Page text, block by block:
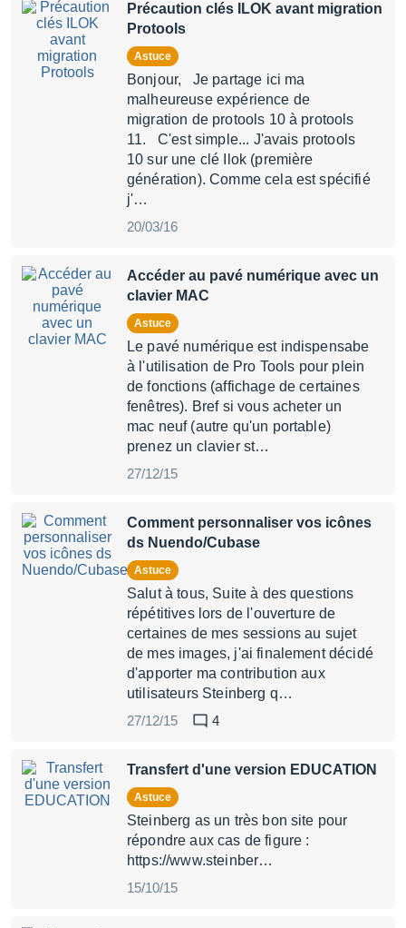
Précaution clés ILOK avant migration
Protools
Astuce
Bonjour, Je partage ici ma
malheureuse expérience de
migration de protools 10 à protools
11. C'est simple... J'avais protools
10 sur une clé Ilok (première
génération). Comme cela est spécifié
j'…
20/03/16
Accéder au pavé numérique avec un
clavier MAC
Astuce
Le pavé numérique est indispensabe
à l'utilisation de Pro Tools pour plein
de fonctions (affichage de certaines
fenêtres). Bref si vous acheter un
mac neuf (autre qu'un portable)
prenez un clavier st…
27/12/15
Comment personnaliser vos icônes
ds Nuendo/Cubase
Astuce
Salut à tous, Suite à des questions
répétitives lors de l'ouverture de
certaines de mes sessions au sujet
de mes images, j'ai finalement décidé
d'apporter ma contribution aux
utilisateurs Steinberg q…
27/12/15
4
Transfert d'une version EDUCATION
Astuce
Steinberg as un très bon site pour
répondre aux cas de figure :
https://www.steinber…
15/10/15